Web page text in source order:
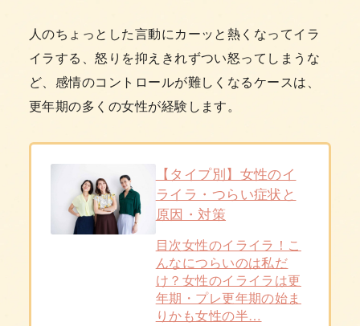
人のちょっとした言動にカーッと熱くなってイラ
イラする、怒りを抑えきれずつい怒ってしまうな
ど、感情のコントロールが難しくなるケースは、
更年期の多くの女性が経験します。
【タイプ別】女性のイ
ライラ・つらい症状と
原因・対策
目次女性のイライラ！こ
んなにつらいのは私だ
け？女性のイライラは更
年期・プレ更年期の始ま
りかも女性の半…